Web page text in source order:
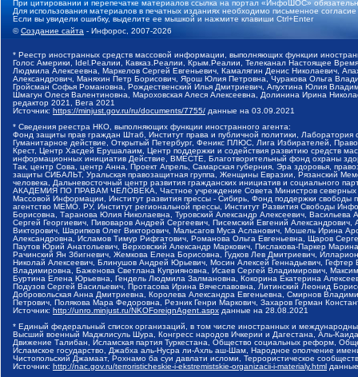
При цитировании и перепечатке материалов ссылка на портал «ИнфоШОС»
Для использования материалов в печатных изданиях необходимо письменное
Если вы увидели ошибку, выделите ее мышкой и нажмите клавиши Ctrl+Enter
©Создание сайта - Инфорос, 2007-2026
* Реестр иностранных средств массовой информации, выполняющих функции
Голос Америки, Idel.Реалии, Кавказ.Реалии, Крым.Реалии, Телеканал Настоящее
Людмила Алексеевна, Маркелов Сергей Евгеньевич, Камалягин Денис Николаевич,
Александрович, Маняхин Петр Борисович, Ярош Юлия Петровна, Чуракова Ольга
Гройсман Софья Романовна, Рождественский Илья Дмитриевич, Апухтина Юлия
Шмагун Олеся Валентиновна, Мароховская Алеся Алексеевна, Долинина Ирина
редактор 2021, Вега 2021
Источник: https://minjust.gov.ru/ru/documents/7755/ данные на 03.09.2021
* Сведения реестра НКО, выполняющих функции иностранного агента:
Фонд защиты прав граждан Штаб, Институт права и публичной политики,
Гуманитарное действие, Открытый Петербург, Феникс ПЛЮС, Лига Избирателей,
Крест, Центр Хасдей Ерушалаим, Центр поддержки и содействия развитию средств
информационных инициатив Действие, ВМЕСТЕ, Благотворительный фонд охраны
Так, центр Сова, центр Анна, Проект Апрель, Самарская губерния, Эра здоровья,
защиты СИБАЛЬТ, Уральская правозащитная группа, Женщины Евразии, Рязанский
человека, Дальневосточный центр развития гражданских инициатив и социального
АКАДЕМИЯ ПО ПРАВАМ ЧЕЛОВЕКА, Частное учреждение Совета Министров северных
Массовой Информации, Институт развития прессы - Сибирь, Фонд поддержки
агентство МЕМО. РУ, Институт региональной прессы, Институт Развития Свободы
Борисовна, Таранова Юлия Николаевна, Туровский Александр Алексеевич,
Сергей Георгиевич, Пивоваров Андрей Сергеевич, Писемский Евгений
Викторович, Шарипков Олег Викторович, Мальсагов Муса Асланович, Мошель Ирина
Александровна, Исламов Тимур Рифгатович, Романова Ольга Евгеньевна, Щаров
Паутов Юрий Анатольевич, Верховский Александр Маркович, Пислакова-Паркер
Рачинский Ян Збигневич, Жемкова Елена Борисовна, Гудков Лев Дмитриевич,
Николай Алексеевич, Блинушов Андрей Юрьевич, Мосин Алексей Геннадьевич,
Владимировна, Баженова Светлана Куприяновна, Исаев Сергей Владимирович,
Буртина Елена Юрьевна, Гендель Людмила Залмановна, Кокорина Екатерина
Подузов Сергей Васильевич, Протасова Ирина Вячеславовна, Литинский Леонид
Добровольская Анна Дмитриевна, Королева Александра Евгеньевна, Смирнов
Петрович, Полякова Мара Федоровна, Резник Генри Маркович, Захаров Герман
Источник: http://unro.minjust.ru/NKOForeignAgent.aspx данные на 28.08.2021
* Единый федеральный список организаций, в том числе иностранных и
Высший военный Маджлисуль Шура, Конгресс народов Ичкерии и Дагестана, Аль-
Движение Талибан, Исламская партия Туркестана, Общество социальных реформ,
Исламское государство, Джабха аль-Нусра ли-Ахль аш-Шам, Народное ополчение
Чистопольский Джамаат, Рохнамо ба суи давлати исломи, Террористическое
Источник: http://nac.gov.ru/terroristicheskie-i-ekstremistskie-organizacii-i-materialy.html